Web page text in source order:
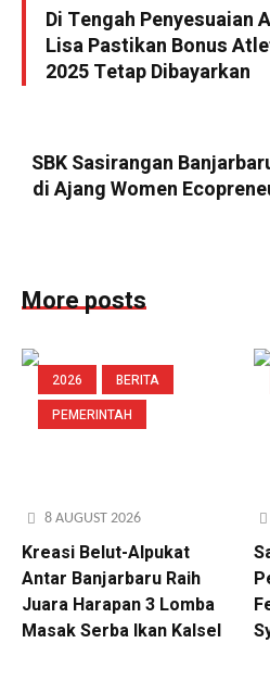
Di Tengah Penyesuaian
Lisa Pastikan Bonus
2025 Tetap Dibayarkan
SBK Sasirangan
di Ajang Women
More posts
2026
BERITA
PEMERINTAH
8 AUGUST 2026
Kreasi Belut-Alpukat
Antar Banjarbaru Raih
Juara Harapan 3 Lomba
Masak Serba Ikan Kalsel